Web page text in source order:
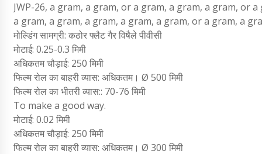
JWP-26, a gram, a gram, or a gram, a gram, a gram, or
a gram, a gram, a gram, a gram, a gram, or a gram, a
मोल्डिंग सामग्री: कठोर फ्लैट गैर विषैले पीवीसी
मोटाई: 0.25-0.3 मिमी
अधिकतम चौड़ाई: 250 मिमी
फिल्म रोल का बाहरी व्यास: अधिकतम। Ø 500 मिमी
फिल्म रोल का भीतरी व्यास:: 70-76 मिमी
To make a good way.
मोटाई: 0.02 मिमी
अधिकतम चौड़ाई: 250 मिमी
फिल्म रोल का बाहरी व्यास: अधिकतम। Ø 300 मिमी